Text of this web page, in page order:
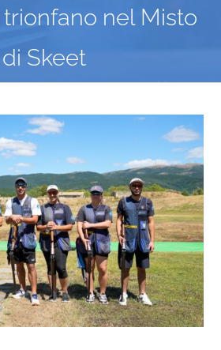
nel Misto
di Skeet